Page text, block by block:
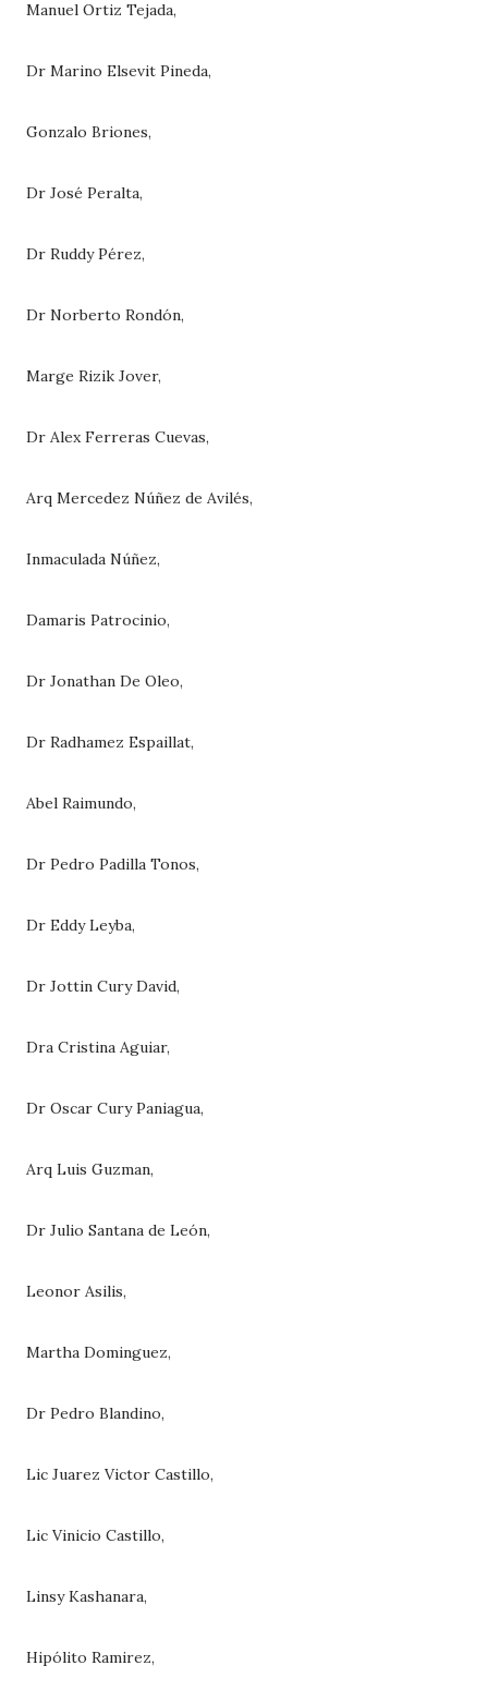
Manuel Ortiz Tejada,
Dr Marino Elsevit Pineda,
Gonzalo Briones,
Dr José Peralta,
Dr Ruddy Pérez,
Dr Norberto Rondón,
Marge Rizik Jover,
Dr Alex Ferreras Cuevas,
Arq Mercedez Núñez de Avilés,
Inmaculada Núñez,
Damaris Patrocinio,
Dr Jonathan De Oleo,
Dr Radhamez Espaillat,
Abel Raimundo,
Dr Pedro Padilla Tonos,
Dr Eddy Leyba,
Dr Jottin Cury David,
Dra Cristina Aguiar,
Dr Oscar Cury Paniagua,
Arq Luis Guzman,
Dr Julio Santana de León,
Leonor Asilis,
Martha Dominguez,
Dr Pedro Blandino,
Lic Juarez Victor Castillo,
Lic Vinicio Castillo,
Linsy Kashanara,
Hipólito Ramirez,